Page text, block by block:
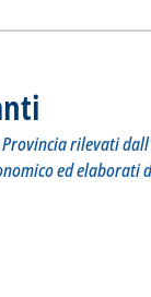
. Sottotitolo: I
rilevati
ed elaborati